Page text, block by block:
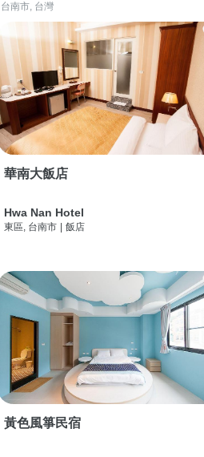
台南市, 台灣
華南大飯店
Hwa Nan Hotel
東區, 台南市 飯店
黃色風箏民宿